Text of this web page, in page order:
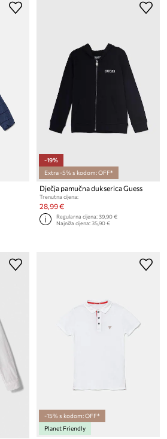
-19%
Extra -5% s kodom: OFF*
Dječja pamučna dukserica Guess
Trenutna cijena:
28,99 €
Regularna cijena:39,90 €
Najniža cijena:35,90 €
-15% s kodom: OFF*
Planet Friendly